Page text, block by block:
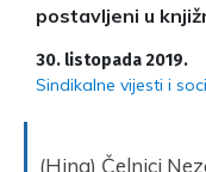
postavljeni u
30. listopada 2019.
Sindikalne vijesti i
(Hina) Čelnici